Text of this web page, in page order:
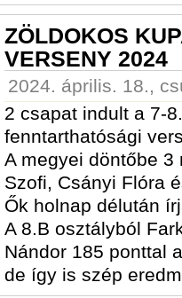
ZÖLDOKOS
VERSENY 2024
2024. április. 18.,
2 csapat indult a 7-
fenntarthatósági
A megyei döntőbe
Szofi, Csányi Flóra
Ők holnap délután
A 8.B osztályból
Nándor 185 ponttal
de így is szép